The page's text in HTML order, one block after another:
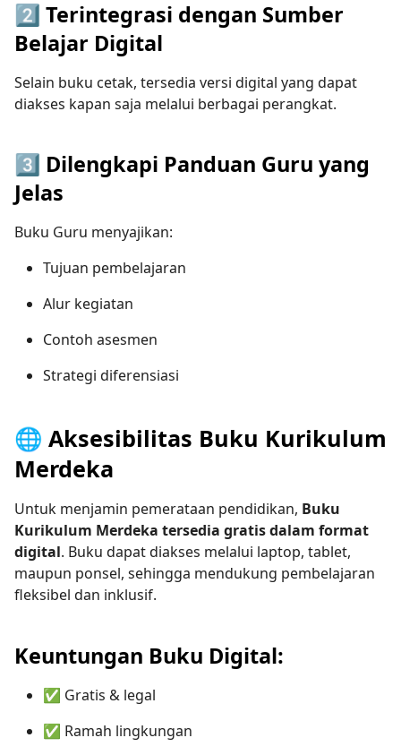
2️⃣ Terintegrasi dengan Sumber
Belajar Digital
Selain buku cetak, tersedia versi digital yang dapat
diakses kapan saja melalui berbagai perangkat.
3️⃣ Dilengkapi Panduan Guru yang
Jelas
Buku Guru menyajikan:
Tujuan pembelajaran
Alur kegiatan
Contoh asesmen
Strategi diferensiasi
🌐 Aksesibilitas Buku Kurikulum
Merdeka
Untuk menjamin pemerataan pendidikan, Buku
Kurikulum Merdeka tersedia gratis dalam format
digital. Buku dapat diakses melalui laptop, tablet,
maupun ponsel, sehingga mendukung pembelajaran
fleksibel dan inklusif.
Keuntungan Buku Digital:
✅ Gratis & legal
✅ Ramah lingkungan